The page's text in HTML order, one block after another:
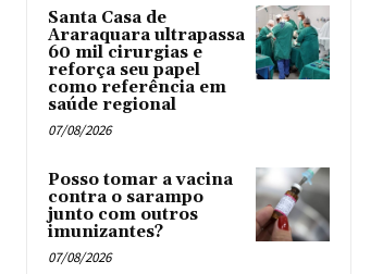
Santa Casa de
Araraquara ultrapassa
60 mil cirurgias e
reforça seu papel
como referência em
saúde regional
07/08/2026
Posso tomar a vacina
contra o sarampo
junto com outros
imunizantes?
07/08/2026